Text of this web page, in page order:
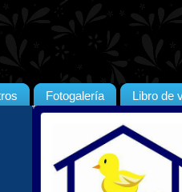
Fotogalería Libro de